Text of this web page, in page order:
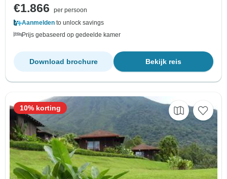
€1.866
per persoon
Aanmelden to unlock savings
Prijs gebaseerd op gedeelde kamer
Bekijk reis
Download brochure
10% korting